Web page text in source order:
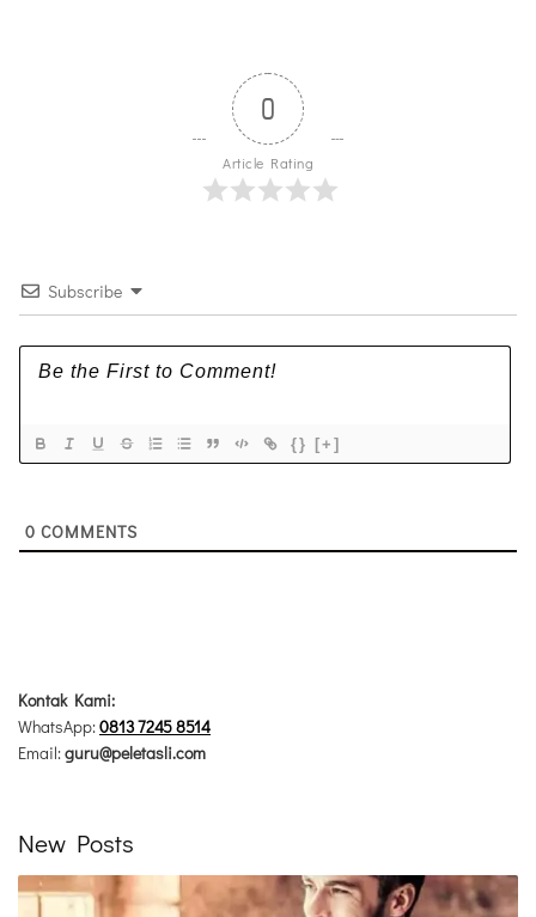
0
Article Rating
Subscribe
{} [+]
0 COMMENTS
Kontak Kami:
WhatsApp:0813 7245 8514
Email:guru@peletasli.com
New Posts